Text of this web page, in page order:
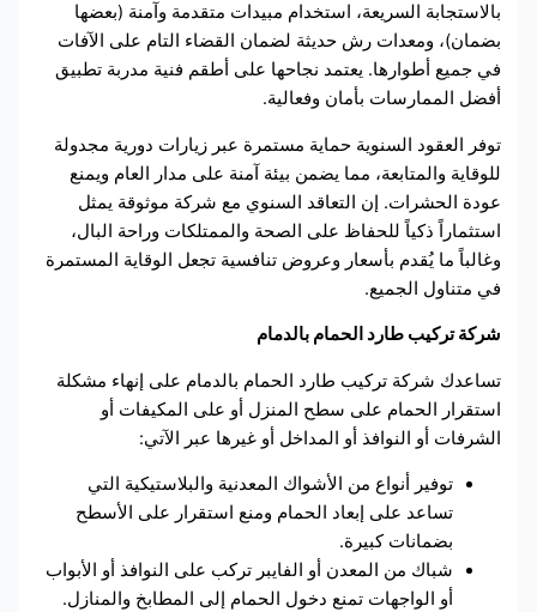
بالاستجابة السريعة، استخدام مبيدات متقدمة وآمنة (بعضها
بضمان)، ومعدات رش حديثة لضمان القضاء التام على الآفات
في جميع أطوارها. يعتمد نجاحها على أطقم فنية مدربة تطبيق
أفضل الممارسات بأمان وفعالية.
توفر العقود السنوية حماية مستمرة عبر زيارات دورية مجدولة
للوقاية والمتابعة، مما يضمن بيئة آمنة على مدار العام ويمنع
عودة الحشرات. إن التعاقد السنوي مع شركة موثوقة يمثل
استثماراً ذكياً للحفاظ على الصحة والممتلكات وراحة البال،
وغالباً ما يُقدم بأسعار وعروض تنافسية تجعل الوقاية المستمرة
في متناول الجميع.
شركة تركيب طارد الحمام بالدمام
تساعدك شركة تركيب طارد الحمام بالدمام على إنهاء مشكلة
استقرار الحمام على سطح المنزل أو على المكيفات أو
الشرفات أو النوافذ أو المداخل أو غيرها عبر الآتي:
توفير أنواع من الأشواك المعدنية والبلاستيكية التي
تساعد على إبعاد الحمام ومنع استقرار على الأسطح
بضمانات كبيرة.
شباك من المعدن أو الفايبر تركب على النوافذ أو الأبواب
أو الواجهات تمنع دخول الحمام إلى المطابخ والمنازل.